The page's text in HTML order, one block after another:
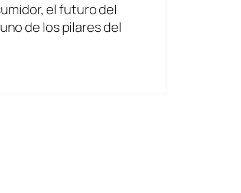
el futuro del
de los pilares del